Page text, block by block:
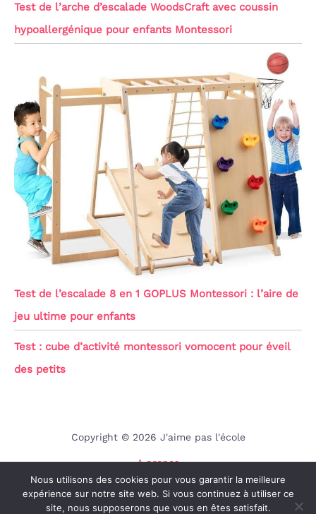
Test de l’arche d’escalade WoodsCraft avec coussin
hypoallergénique pour enfants Montessori
Test de l’escalade 8 en 1 GOPLUS Montessori : l’aire de
jeu ultime pour enfants
Test : cube d’activité montessori vomocent pour éveil
des petits
Copyright © 2026 J'aime pas l'école
A propos
Contact
Mentions légales
Nous utilisons des cookies pour vous garantir la meilleure
expérience sur notre site web. Si vous continuez à utiliser ce
site, nous supposerons que vous en êtes satisfait.